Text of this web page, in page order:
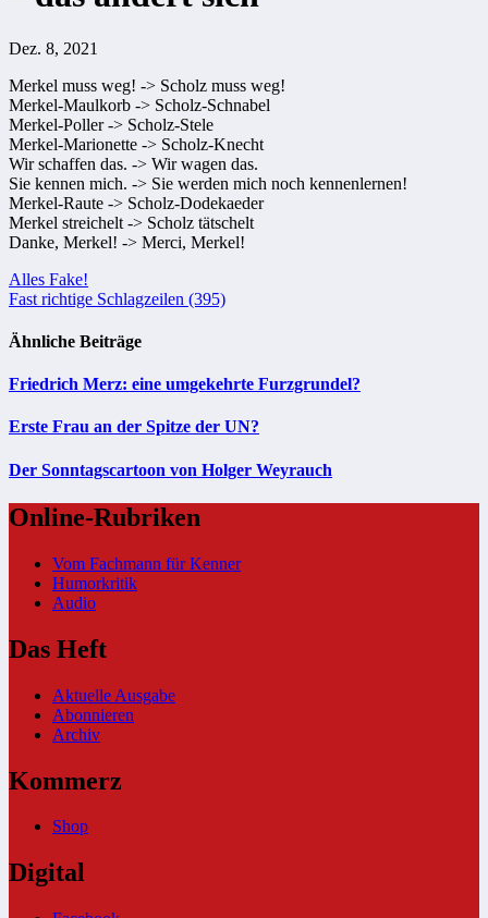
Dez. 8, 2021
Merkel muss weg! -> Scholz muss weg!
Merkel-Maulkorb -> Scholz-Schnabel
Merkel-Poller -> Scholz-Stele
Merkel-Marionette -> Scholz-Knecht
Wir schaffen das. -> Wir wagen das.
Sie kennen mich. -> Sie werden mich noch kennenlernen!
Merkel-Raute -> Scholz-Dodekaeder
Merkel streichelt -> Scholz tätschelt
Danke, Merkel! -> Merci, Merkel!
Beitragsnavigation
Alles Fake!
Fast richtige Schlagzeilen (395)
Ähnliche Beiträge
Friedrich Merz: eine umgekehrte Furzgrundel?
Erste Frau an der Spitze der UN?
Der Sonntagscartoon von Holger Weyrauch
Online-Rubriken
Vom Fachmann für Kenner
Humorkritik
Audio
Das Heft
Aktuelle Ausgabe
Abonnieren
Archiv
Kommerz
Shop
Digital